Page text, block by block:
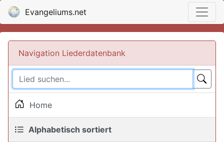
Evangeliums.net
Navigation Liederdatenbank
Home
Alphabetisch sortiert